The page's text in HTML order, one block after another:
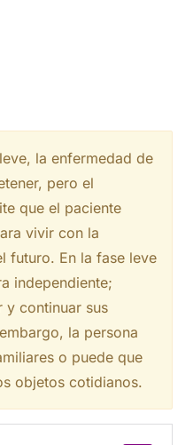
la enfermedad de
pero el
que el paciente
vivir con la
futuro. En la fase leve
independiente;
y continuar sus
la persona
o puede que
objetos cotidianos.